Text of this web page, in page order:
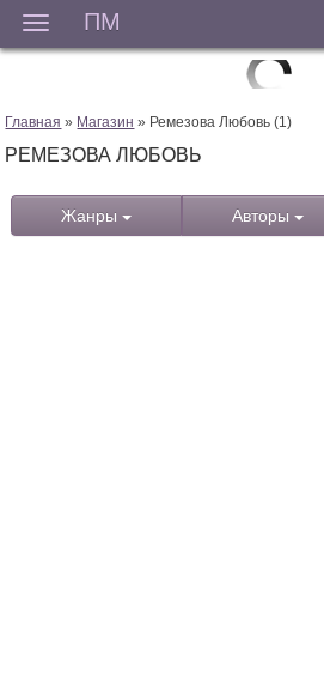
ПМ
Главная » Магазин » Ремезова Любовь (1)
РЕМЕЗОВА ЛЮБОВЬ
Жанры Авторы